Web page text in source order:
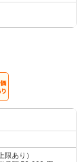
限あり）